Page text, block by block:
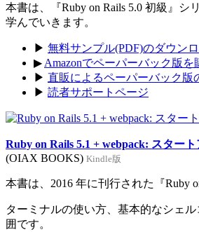
本書は、『Ruby on Rails 5.0 初級』
学んでいきます。
▶ 無料サンプル(PDF)のダウン
▶ Amazonでペーパーバック版を
▶ 直販によるペーパーバック版
▶ 読者サポートページ
Ruby on Rails 5.1 + webpack: スター
(OIAX BOOKS) Kindle版
本書は、2016 年に刊行された『Ruby
ターミナルの使い方、基本的なシェ
囲です。